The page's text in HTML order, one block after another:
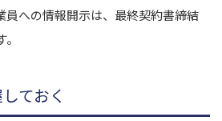
員への情報開示は、最終契約書締結
ておく